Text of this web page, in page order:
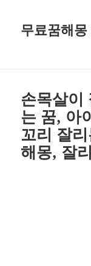
무료꿈해몽
손목살이
는 꿈, 아
꼬리 잘
해몽, 잘